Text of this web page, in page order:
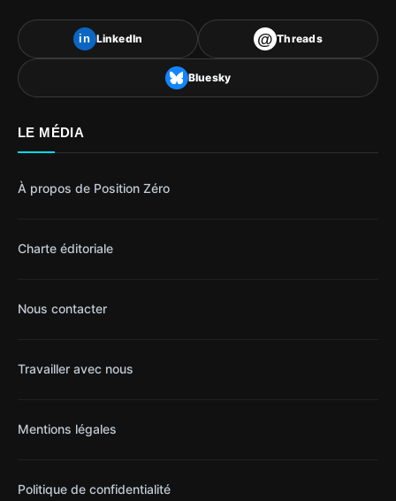
in LinkedIn @ Threads
Bluesky
LE MÉDIA
À propos de Position Zéro
Charte éditoriale
Nous contacter
Travailler avec nous
Mentions légales
Politique de confidentialité